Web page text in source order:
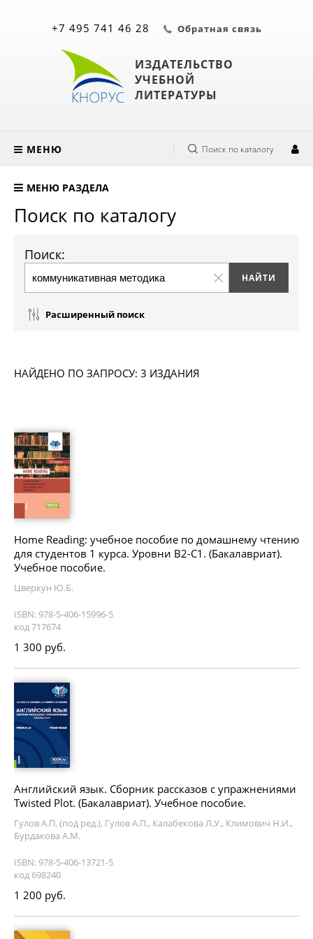
ИЗДАТЕЛЬСТВО
УЧЕБНОЙ
ЛИТЕРАТУРЫ
+7 495 741 46 28 Обратная связь
МЕНЮ Поиск по каталогу
МЕНЮ РАЗДЕЛА
Поиск по каталогу
Поиск:
Расширенный поиск
НАЙДЕНО ПО ЗАПРОСУ: 3 ИЗДАНИЯ
Home Reading: учебное пособие по домашнему чтению
для студентов 1 курса. Уровни В2-С1. (Бакалавриат).
Учебное пособие.
Цверкун Ю.Б.
ISBN: 978-5-406-15996-5
код 717674
1 300 руб.
Английский язык. Сборник рассказов с упражнениями
Twisted Plot. (Бакалавриат). Учебное пособие.
Гулов А.П. (под ред.), Гулов А.П., Калабекова Л.У., Климович Н.И.,
Бурдакова А.М.
ISBN: 978-5-406-13721-5
код 698240
1 200 руб.